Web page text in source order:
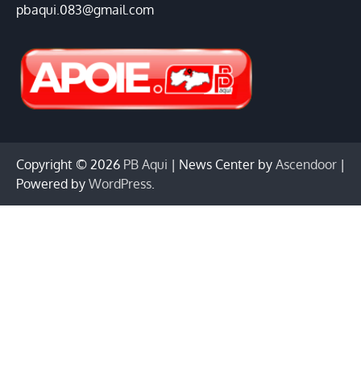
pbaqui.083@gmail.com
Copyright © 2026 PB Aqui | News Center by Ascendoor |
Powered by WordPress.